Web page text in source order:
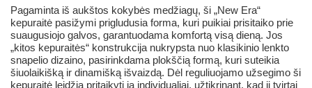
Pagaminta iš aukštos kokybės medžiagų, ši „New Era“
kepuraitė pasižymi prigludusia forma, kuri puikiai prisitaiko prie
suaugusiojo galvos, garantuodama komfortą visą dieną. Jos
„kitos kepuraitės“ konstrukcija nukrypsta nuo klasikinio lenkto
snapelio dizaino, pasirinkdama plokščią formą, kuri suteikia
šiuolaikišką ir dinamišką išvaizdą. Dėl reguliuojamo užsegimo ši
kepuraitė leidžia pritaikyti ją individualiai, užtikrinant, kad ji tvirtai